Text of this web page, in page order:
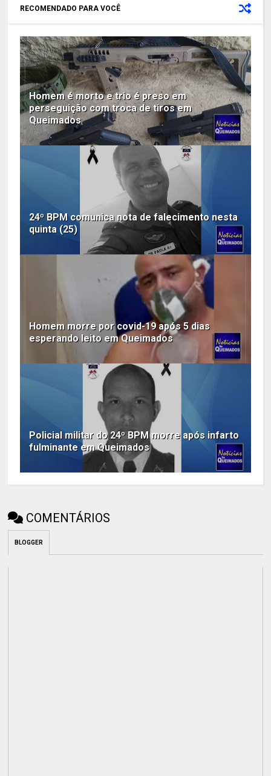
RECOMENDADO PARA VOCÊ
Homem é morto e trio é preso em
perseguição com troca de tiros em
Queimados
24º BPM comunica nota de falecimento nesta
quinta (25)
Homem morre por covid-19 após 5 dias
esperando leito em Queimados
Policial militar do 24º BPM morre após infarto
fulminante em Queimados
COMENTÁRIOS
BLOGGER